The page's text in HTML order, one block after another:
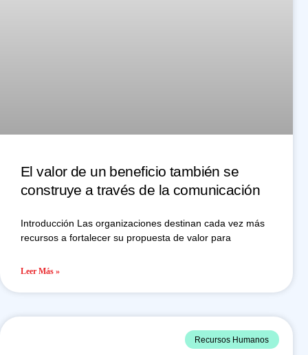
El valor de un beneficio también se
construye a través de la comunicación
Introducción Las organizaciones destinan cada vez más
recursos a fortalecer su propuesta de valor para
Leer Más »
Recursos Humanos